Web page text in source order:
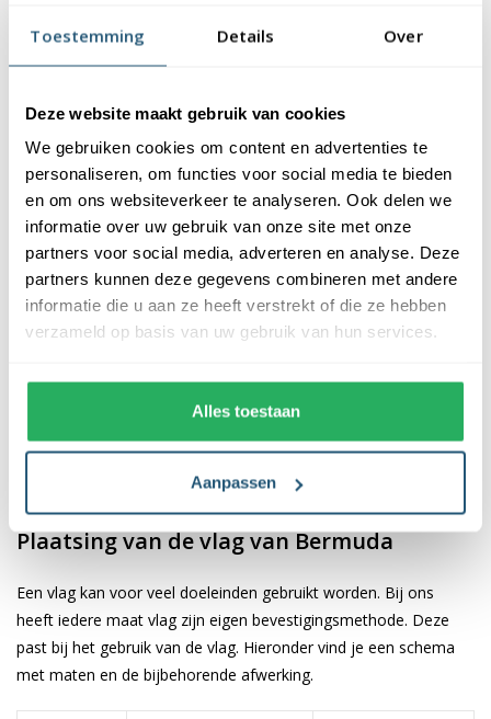
Toestemming Details Over
Deze website maakt gebruik van cookies
We gebruiken cookies om content en advertenties te
personaliseren, om functies voor social media te bieden
en om ons websiteverkeer te analyseren. Ook delen we
informatie over uw gebruik van onze site met onze
partners voor social media, adverteren en analyse. Deze
partners kunnen deze gegevens combineren met andere
informatie die u aan ze heeft verstrekt of die ze hebben
verzameld op basis van uw gebruik van hun services.
Alles toestaan
Aanpassen
afwerking, is uw-werend en kan gewassen worden op maximaal
40 graden. De vlag heeft een gemiddelde levensduur van 3 tot 6
de locatie en weersomstandigheden.
Voordelen van de Bermudaanse vlag
kopen bij Vlaggen Unie
De Bermudaanse vlag wordt standaard uit eigen voorraad
geleverd, wat zorgt voor een snelle levering. Ook zijn onze
vlaggen voorzien van een hoogwaardige afwerking. Ze zijn
voorzien van een sterke zoom die vastgezet is met een dubbele
✓ snelle levering uit eigen voorraad
✓ altijd de laagste prijs garantie
✓ scherpe bedrukking en heldere kleuren
Plaatsing van de vlag van Bermuda
Een vlag kan voor veel doeleinden gebruikt worden. Bij ons
heeft iedere maat vlag zijn eigen bevestigingsmethode. Deze
past bij het gebruik van de vlag. Hieronder vind je een schema
met maten en de bijbehorende afwerking.